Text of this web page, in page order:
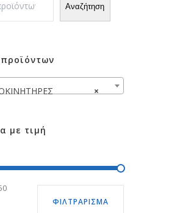
Αναζήτηση
×
με τιμή
Ελάχιστη
Μέγιστη
ΦΙΛΤΡΆΡΙΣΜΑ